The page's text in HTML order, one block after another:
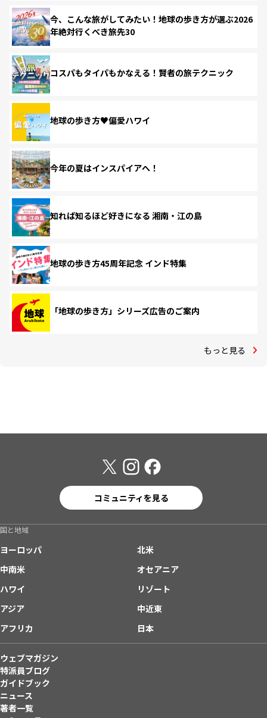
今、こんな旅がしてみたい！地球の歩き方が選ぶ2026
年絶対行くべき旅先30
コスパもタイパもかなえる！賢者の旅テクニック
地球の歩き方♥偏愛ハワイ
今年の夏はインスパイアへ！
知れば知るほど好きになる 湘南・江の島
地球の歩き方45周年記念 インド特集
「地球の歩き方」シリーズ広告のご案内
もっと見る
コミュニティを見る
国と地域
ヨーロッパ
北米
中南米
オセアニア
ハワイ
リゾート
アジア
中近東
アフリカ
日本
ウェブマガジン
特派員ブログ
ガイドブック
ニュース
著者一覧